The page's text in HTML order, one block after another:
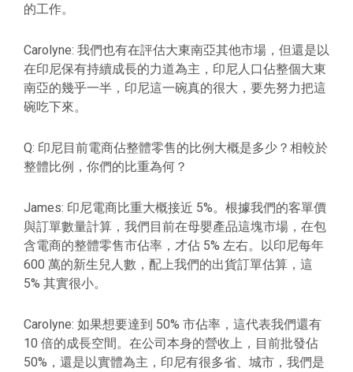
的工作。
Carolyne: 我們也有在評估大東南亞其他市場，但還是以
在印尼保有持續成長的力道為主，印尼人口佔整個大東
南亞的幾乎一半，印尼這一碗真的很大，要先努力把這
碗吃下來。
Q: 印尼目前電商佔整體零售的比例大概是多少？相較於
整體比例，你們的比重為何？
James: 印尼電商比重大概接近 5%。根據我們的客單價
與訂單數量計算，我們目前在母嬰產品這塊市場，在包
含電商的整體零售市佔率，才佔 5% 左右。以印尼每年
600 萬的新生兒人數，配上我們的出貨訂單估算，這
5% 其實很小。
Carolyne: 如果想要達到 50% 市佔率，這代表我們還有
10 倍的成長空間。在公司本身的營收上，目前批發佔
50%，還是以實體為主，印尼有很多省、城市，我們是